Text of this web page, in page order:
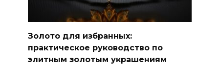
Золото для избранных:
практическое руководство по
элитным золотым украшениям